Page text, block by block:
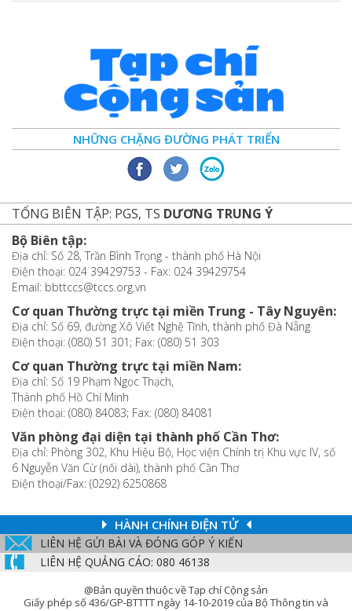
NHỮNG CHẶNG ĐƯỜNG PHÁT TRIỂN
TỔNG BIÊN TẬP: PGS, TS DƯƠNG TRUNG Ý
Bộ Biên tập:
Địa chỉ: Số 28, Trần Bình Trọng - thành phố Hà Nội
Điện thoại: 024 39429753 - Fax: 024 39429754
Email: bbttccs@tccs.org.vn
Cơ quan Thường trực tại miền Trung - Tây Nguyên:
Địa chỉ: Số 69, đường Xô Viết Nghệ Tĩnh, thành phố Đà Nẵng
Điện thoại: (080) 51 301; Fax: (080) 51 303
Cơ quan Thường trực tại miền Nam:
Địa chỉ: Số 19 Phạm Ngọc Thạch,
Thành phố Hồ Chí Minh
Điện thoại: (080) 84083; Fax: (080) 84081
Văn phòng đại diện tại thành phố Cần Thơ:
Địa chỉ: Phòng 302, Khu Hiệu Bộ, Học viện Chính trị Khu vực IV, số
6 Nguyễn Văn Cừ (nối dài), thành phố Cần Thơ
Điện thoại/Fax: (0292) 6250868
HÀNH CHÍNH ĐIỆN TỬ
LIÊN HỆ GỬI BÀI VÀ ĐÓNG GÓP Ý KIẾN
LIÊN HỆ QUẢNG CÁO: 080 46138
@Bản quyền thuộc về Tạp chí Cộng sản
Giấy phép số 436/GP-BTTTT ngày 14-10-2019 của Bộ Thông tin và